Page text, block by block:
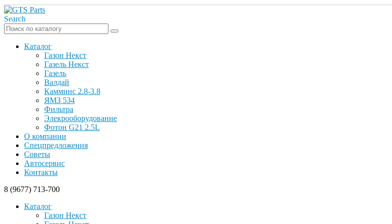
Search
Каталог
Газон Некст
Газель Некст
Газель
Валдай
Камминс 2.8-3.8
ЯМЗ 534
Фильтра
Элекрооборудование
Фотон G21 2.5L
О компании
Спецпредложения
Советы
Автосервис
Контакты
8 (9677) 713-700
Каталог
Газон Некст